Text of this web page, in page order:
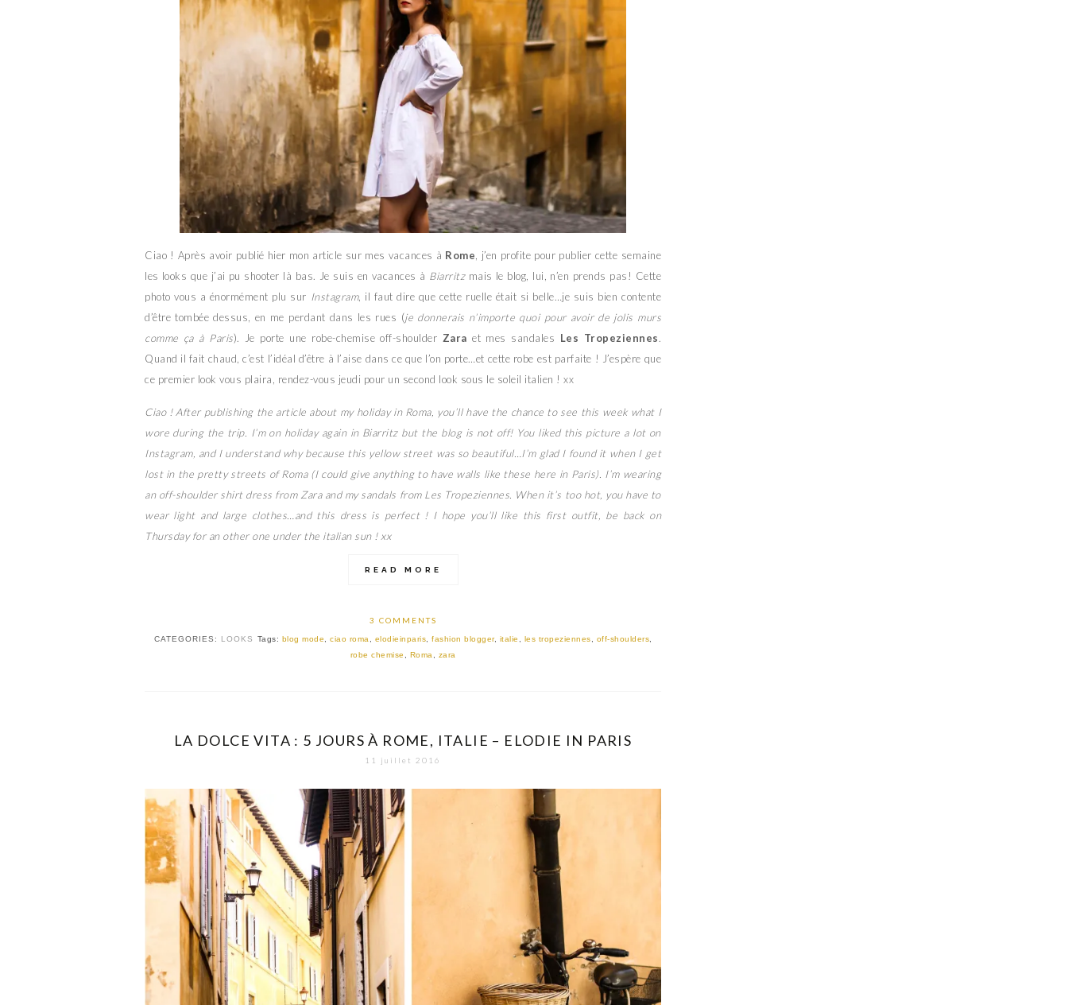
Ciao ! Après avoir publié hier mon article sur mes vacances à Rome , j’en profite pour publier cette semaine
les looks que j’ai pu shooter là bas. Je suis en vacances à Biarritzmais le blog, lui, n’en prends pas! Cette
photo vous a énormément plu sur Instagram, il faut dire que cette ruelle était si belle…je suis bien contente
d’être tombée dessus, en me perdant dans les rues (je donnerais n’importe quoi pour avoir de jolis murs
comme ça à Paris). Je porte une robe-chemise off-shoulder Zara et mes sandales Les Tropeziennes.
Quand il fait chaud, c’est l’idéal d’être à l’aise dans ce que l’on porte…et cette robe est parfaite ! J’espère que
ce premier look vous plaira, rendez-vous jeudi pour un second look sous le soleil italien ! xx
Ciao ! After publishing the article about my holiday in Roma, you’ll have the chance to see this week what I
wore during the trip. I’m on holiday again in Biarritz but the blog is not off! You liked this picture a lot on
Instagram, and I understand why because this yellow street was so beautiful…I’m glad I found it when I get
lost in the pretty streets of Roma (I could give anything to have walls like these here in Paris). I’m wearing
an off-shoulder shirt dress from Zara and my sandals from Les Tropeziennes. When it’s too hot, you have to
wear light and large clothes…and this dress is perfect ! I hope you’ll like this first outfit, be back on
Thursday for an other one under the italian sun ! xx
READ MORE
3 COMMENTS
CATEGORIES: LOOKS Tags: blog mode ciao roma elodieinparis fashion blogger, italie les tropeziennes off-shoulders
robe chemise
Roma zara
LA DOLCE VITA : 5 JOURS À ROME, ITALIE – ELODIE IN PARIS
11 juillet 2016